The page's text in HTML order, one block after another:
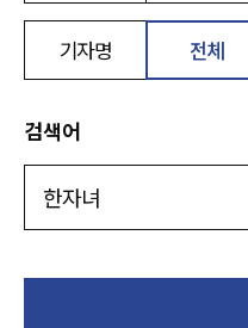
기자명 전체
검색어